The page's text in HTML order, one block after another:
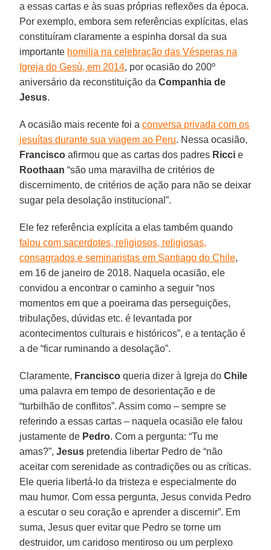
a essas cartas e às suas próprias reflexões da época.
Por exemplo, embora sem referências explícitas, elas
constituíram claramente a espinha dorsal da sua
importante homilia na celebração das Vésperas na
Igreja do Gesù, em 2014, por ocasião do 200º
aniversário da reconstituição daCompanhia de
Jesus.
A ocasião mais recente foi aconversa privada com os
jesuítas durante sua viagem ao Peru. Nessa ocasião,
Francisco afirmou que as cartas dos padres Ricci e
Roothaan “são uma maravilha de critérios de
discernimento, de critérios de ação para não se deixar
sugar pela desolação institucional”.
Ele fez referência explícita a elas também quando
falou com sacerdotes, religiosos, religiosas,
consagrados e seminaristas em Santiago do Chile,
em 16 de janeiro de 2018. Naquela ocasião, ele
convidou a encontrar o caminho a seguir “nos
momentos em que a poeirama das perseguições,
tribulações, dúvidas etc. é levantada por
acontecimentos culturais e históricos”, e a tentação é
a de “ficar ruminando a desolação”.
Claramente, Francisco queria dizer à Igreja doChile
uma palavra em tempo de desorientação e de
“turbilhão de conflitos”. Assim como – sempre se
referindo a essas cartas – naquela ocasião ele falou
justamente de Pedro. Com a pergunta: “Tu me
amas?”,Jesus pretendia libertar Pedro de “não
aceitar com serenidade as contradições ou as críticas.
Ele queria libertá-lo da tristeza e especialmente do
mau humor. Com essa pergunta, Jesus convida Pedro
a escutar o seu coração e aprender a discernir”. Em
suma, Jesus quer evitar que Pedro se torne um
destruidor, um caridoso mentiroso ou um perplexo